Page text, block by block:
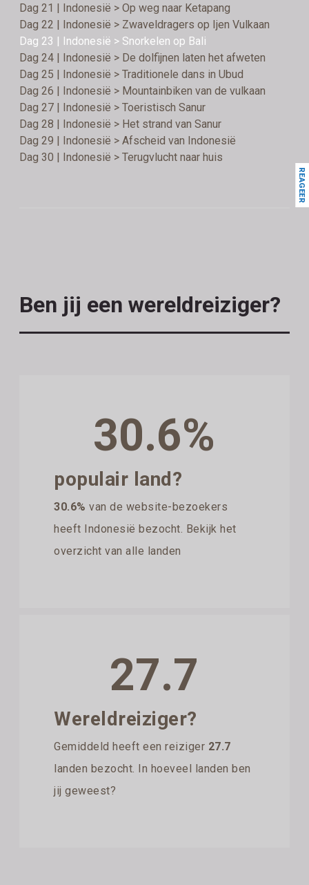
Dag 21 | Indonesië > Op weg naar Ketapang
Dag 22 | Indonesië > Zwaveldragers op Ijen Vulkaan
Dag 23 | Indonesië > Snorkelen op Bali
Dag 24 | Indonesië > De dolfijnen laten het afweten
Dag 25 | Indonesië > Traditionele dans in Ubud
Dag 26 | Indonesië > Mountainbiken van de vulkaan
Dag 27 | Indonesië > Toeristisch Sanur
Dag 28 | Indonesië > Het strand van Sanur
Dag 29 | Indonesië > Afscheid van Indonesië
Dag 30 | Indonesië > Terugvlucht naar huis
Ben jij een wereldreiziger?
30.6%
populair land?
30.6% van de website-bezoekers
heeft Indonesië bezocht. Bekijk het
overzicht van alle landen
27.7
Wereldreiziger?
Gemiddeld heeft een reiziger 27.7
landen bezocht. In hoeveel landen ben
jij geweest?
REAGEER